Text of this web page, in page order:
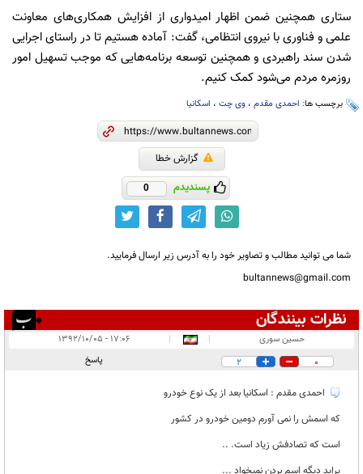
ستاری همچنین ضمن اظهار امیدواری از افزایش همکاری‌های معاونت
علمی و فناوری با نیروی انتظامی، گفت: آماده هستیم تا در راستای اجرایی
شدن سند راهبردی و همچنین توسعه برنامه‌هایی که موجب تسهیل امور
روزمره مردم می‌شود کمک کنیم.
برچسب ها: احمدی مقدم ، وی چت ، اسکانیا
گزارش خطا
پسندیدم 0
شما می توانید مطالب و تصاویر خود را به آدرس زیر ارسال فرمایید.
bultannews@gmail.com
نظرات بینندگان
در انتظار بررسی:۱
حسین سوری |
|
۱۷:۰۶ - ۱۳۹۲/۱۰/۰۵
0
2 پاسخ
احمدی مقدم : اسکانیا بعد از یک نوع خودرو
که اسمش را نمی آورم دومین خودرو در کشور
است که تصادفش زیاد است. ..